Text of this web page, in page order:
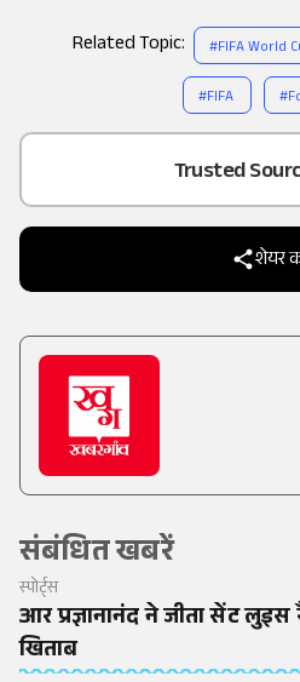
Add
Trusted
शेयर
संबंधित खबरें
स्पोर्ट्स
आर प्रज्ञानानंद ने जीता सेंट
खिताब
Related Topic: #FIFA World
#FIFA #